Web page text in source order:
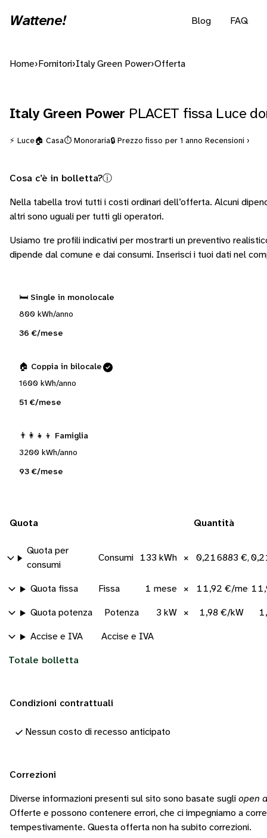
Wattene! Blog FAQ
Home› Fornitori›Italy Green Power›Offerta
Italy Green Power PLACET fissa Luce
⚡ Luce🏠 Casa⏱️ Monoraria🔒 Prezzo fisso per 1 anno Recensioni ›
Cosa c’è in bolletta?ⓘ
Nella tabella trovi tutti i costi ordinari dell’offerta. Alcuni
altri sono uguali per tutti gli operatori.
Usiamo tre profili indicativi per mostrarti un preventivo
dipende dal comune e dai consumi. Inserisci i tuoi dati nel
🛏️ Single in monolocale
800 kWh/anno
36 €/mese
🏠 Coppia in bilocale
1600 kWh/anno
51 €/mese
👨‍👩‍👧‍👦 Famiglia
3200 kWh/anno
93 €/mese
Quota Quantità
Quota per
consumi
Consumi 133 kWh × 0,216883 €/
Quota fissa Fissa 1 mese × 11,92 €/mese
Quota potenza Potenza 3 kW × 1,98 €/kW
Accise e IVA Accise e IVA
Totale bolletta
Condizioni contrattuali
Nessun costo di recesso anticipato
Correzioni
Diverse informazioni presenti sul sito sono basate sugli open
Offerte e possono contenere errori, che ci impegniamo a
tempestivamente. Questa offerta non ha subito correzioni.